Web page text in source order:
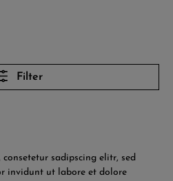
Filter
sadipscing elitr, sed
invidunt ut labore et dolore